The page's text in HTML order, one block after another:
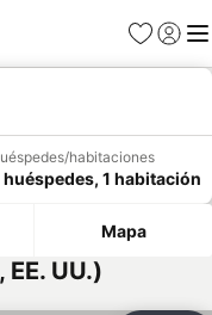
Favoritos
Iniciar
habitaciones
huéspedes, 1 habitación
Mapa
UU.)